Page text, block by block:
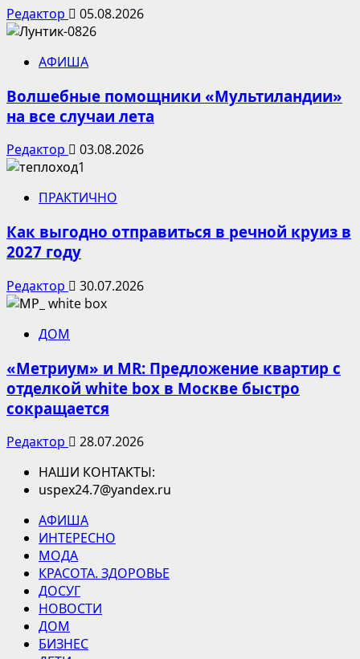
Редактор 05.08.2026
АФИША
Волшебные помощники «Мультиландии»
на все случаи лета
Редактор 03.08.2026
ПРАКТИЧНО
Как выгодно отправиться в речной круиз в
2027 году
Редактор 30.07.2026
ДОМ
«Метриум» и MR: Предложение квартир с
отделкой white box в Москве быстро
сокращается
Редактор
28.07.2026
НАШИ КОНТАКТЫ:
uspex24.7@yandex.ru
АФИША
ИНТЕРЕСНО
МОДА
КРАСОТА. ЗДОРОВЬЕ
ДОСУГ
НОВОСТИ
ДОМ
БИЗНЕС